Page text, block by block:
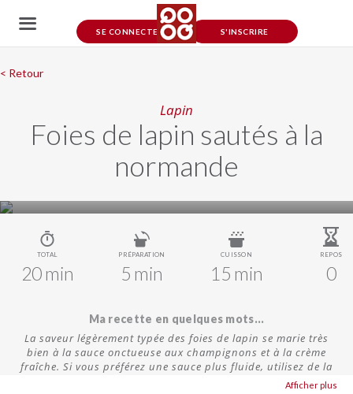
SE CONNECTER S'INSCRIRE
< Retour
Lapin
Foies de lapin sautés à la
normande
TOTAL
20 min
PRÉPARATION
5 min
CUISSON
15 min
REPOS
0
Ma recette en quelques mots...
La saveur légèrement typée des foies de lapin se marie très
bien à la sauce onctueuse aux champignons et à la crème
fraîche. Si vous préférez une sauce plus fluide, utilisez de la
Afficher plus